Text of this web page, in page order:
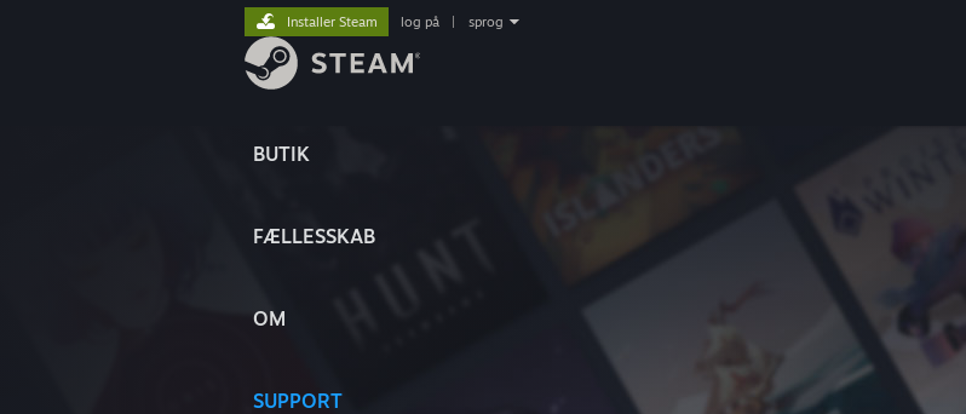
BUTIK
FÆLLESSKAB
OM
SUPPORT
Installer Steam log på sprog